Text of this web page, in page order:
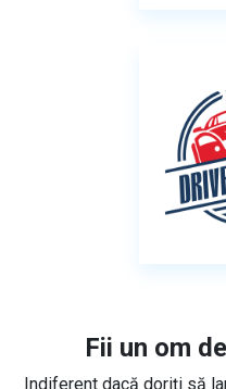
Fii un om
Indiferent dacă doriți să